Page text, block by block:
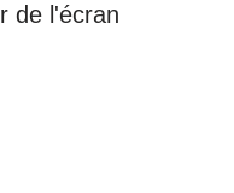
de l'écran